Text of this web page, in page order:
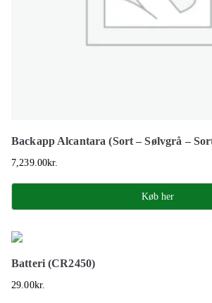
Backapp Alcantara (Sort – Sølvgrå –
7,239.00kr.
Køb her
Batteri (CR2450)
29.00kr.